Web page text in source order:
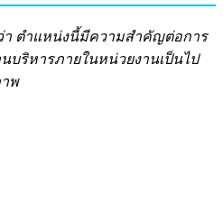
ตำแหน่งนี้มีความสำคัญต่อการ
บริหารภายในหน่วยงานเป็นไป
พ